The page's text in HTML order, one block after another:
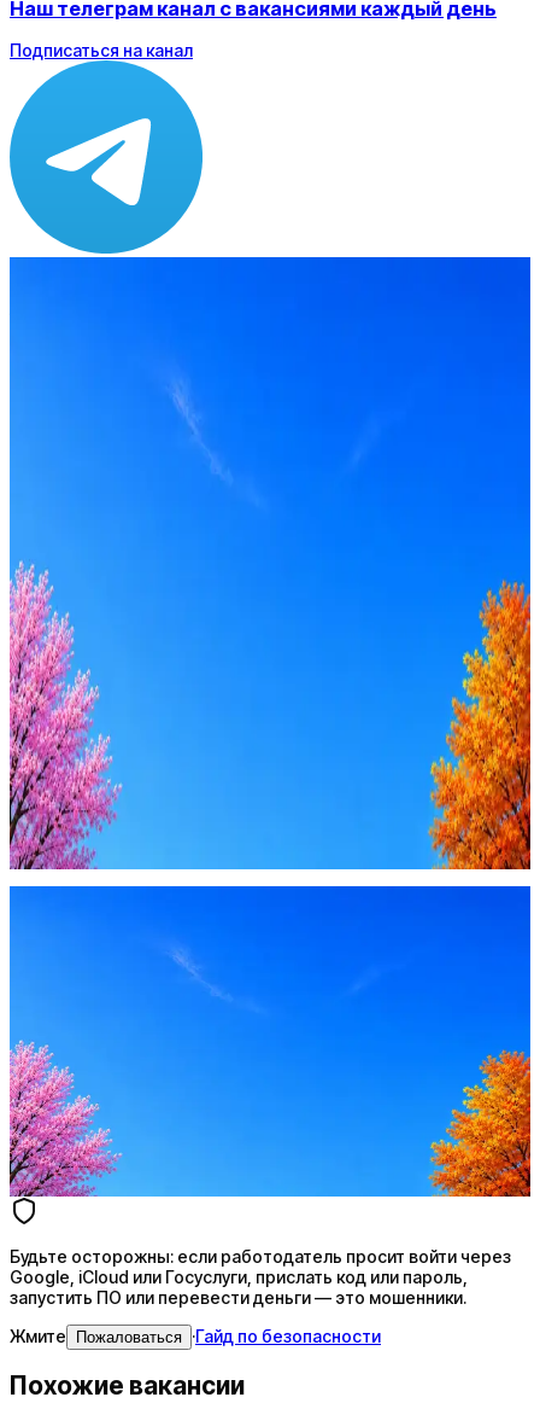
Наш телеграм канал с вакансиями каждый день
Подписаться на канал
Оффер быстрее с Эйч
Будьте осторожны: если работодатель просит войти через
Google, iCloud или Госуслуги, прислать код или пароль,
запустить ПО или перевести деньги — это мошенники.
Жмите Пожаловаться
Стратегия поиска с AI: рынки, позиции, вилка, каналы
Будьте осторожны: если работодатель просит войти через
Google, iCloud или Госуслуги, прислать код или пароль,
запустить ПО или перевести деньги — это мошенники.
Жмите
Пожаловаться ·Гайд по безопасности
Похожие вакансии